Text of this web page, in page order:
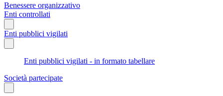
Benessere organizzativo
Enti controllati
Enti pubblici vigilati
Enti pubblici vigilati - in formato tabellare
Società partecipate